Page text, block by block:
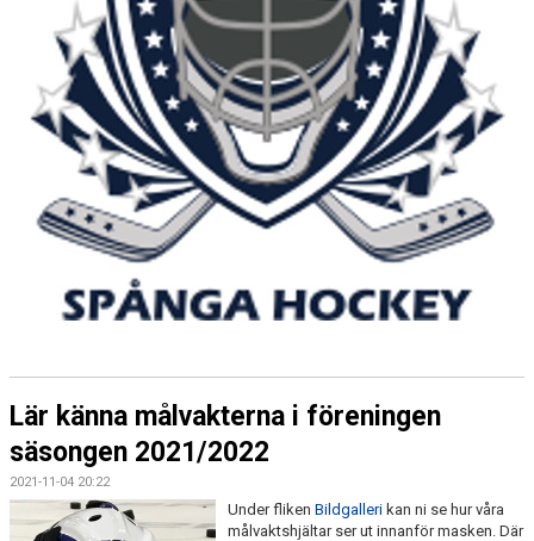
Lär känna målvakterna i föreningen
säsongen 2021/2022
2021-11-04 20:22
Under fliken Bildgallerikan ni se hur våra
målvaktshjältar ser ut innanför masken. Där